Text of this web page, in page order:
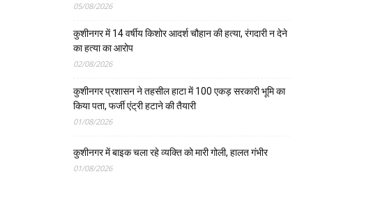
05/08/2026
कुशीनगर में 14 वर्षीय किशोर आदर्श चौहान की हत्या, रंगदारी न देने
का हत्या का आरोप
02/08/2026
कुशीनगर प्रशासन ने तहसील हाटा में 100 एकड़ सरकारी भूमि का
किया पता, फर्जी एंट्री हटाने की तैयारी
01/08/2026
कुशीनगर में बाइक चला रहे व्यक्ति को मारी गोली, हालत गंभीर
01/08/2026